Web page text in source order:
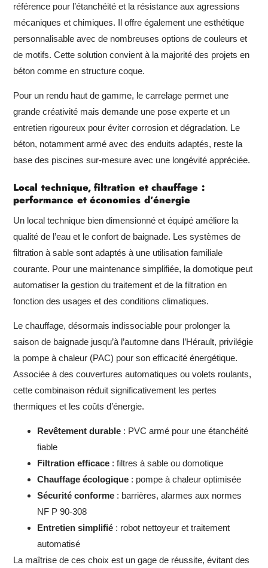
référence pour l’étanchéité et la résistance aux agressions
mécaniques et chimiques. Il offre également une esthétique
personnalisable avec de nombreuses options de couleurs et
de motifs. Cette solution convient à la majorité des projets en
béton comme en structure coque.
Pour un rendu haut de gamme, le carrelage permet une
grande créativité mais demande une pose experte et un
entretien rigoureux pour éviter corrosion et dégradation. Le
béton, notamment armé avec des enduits adaptés, reste la
base des piscines sur-mesure avec une longévité appréciée.
Local technique, filtration et chauffage :
performance et économies d’énergie
Un local technique bien dimensionné et équipé améliore la
qualité de l’eau et le confort de baignade. Les systèmes de
filtration à sable sont adaptés à une utilisation familiale
courante. Pour une maintenance simplifiée, la domotique peut
automatiser la gestion du traitement et de la filtration en
fonction des usages et des conditions climatiques.
Le chauffage, désormais indissociable pour prolonger la
saison de baignade jusqu’à l’automne dans l’Hérault, privilégie
la pompe à chaleur (PAC) pour son efficacité énergétique.
Associée à des couvertures automatiques ou volets roulants,
cette combinaison réduit significativement les pertes
thermiques et les coûts d’énergie.
Revêtement durable : PVC armé pour une étanchéité
fiable
Filtration efficace : filtres à sable ou domotique
Chauffage écologique : pompe à chaleur optimisée
Sécurité conforme : barrières, alarmes aux normes
NF P 90-308
Entretien simplifié : robot nettoyeur et traitement
automatisé
La maîtrise de ces choix est un gage de réussite, évitant des